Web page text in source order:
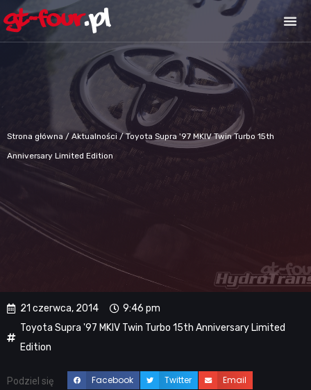
Strona główna/ Aktualności /Toyota Supra '97 MKIV Twin Turbo 15th
Anniversary Limited Edition
21 czerwca, 2014
9:46 pm
Toyota Supra '97 MKIV Twin Turbo 15th Anniversary Limited
Edition
Podziel się Facebook Twitter Email